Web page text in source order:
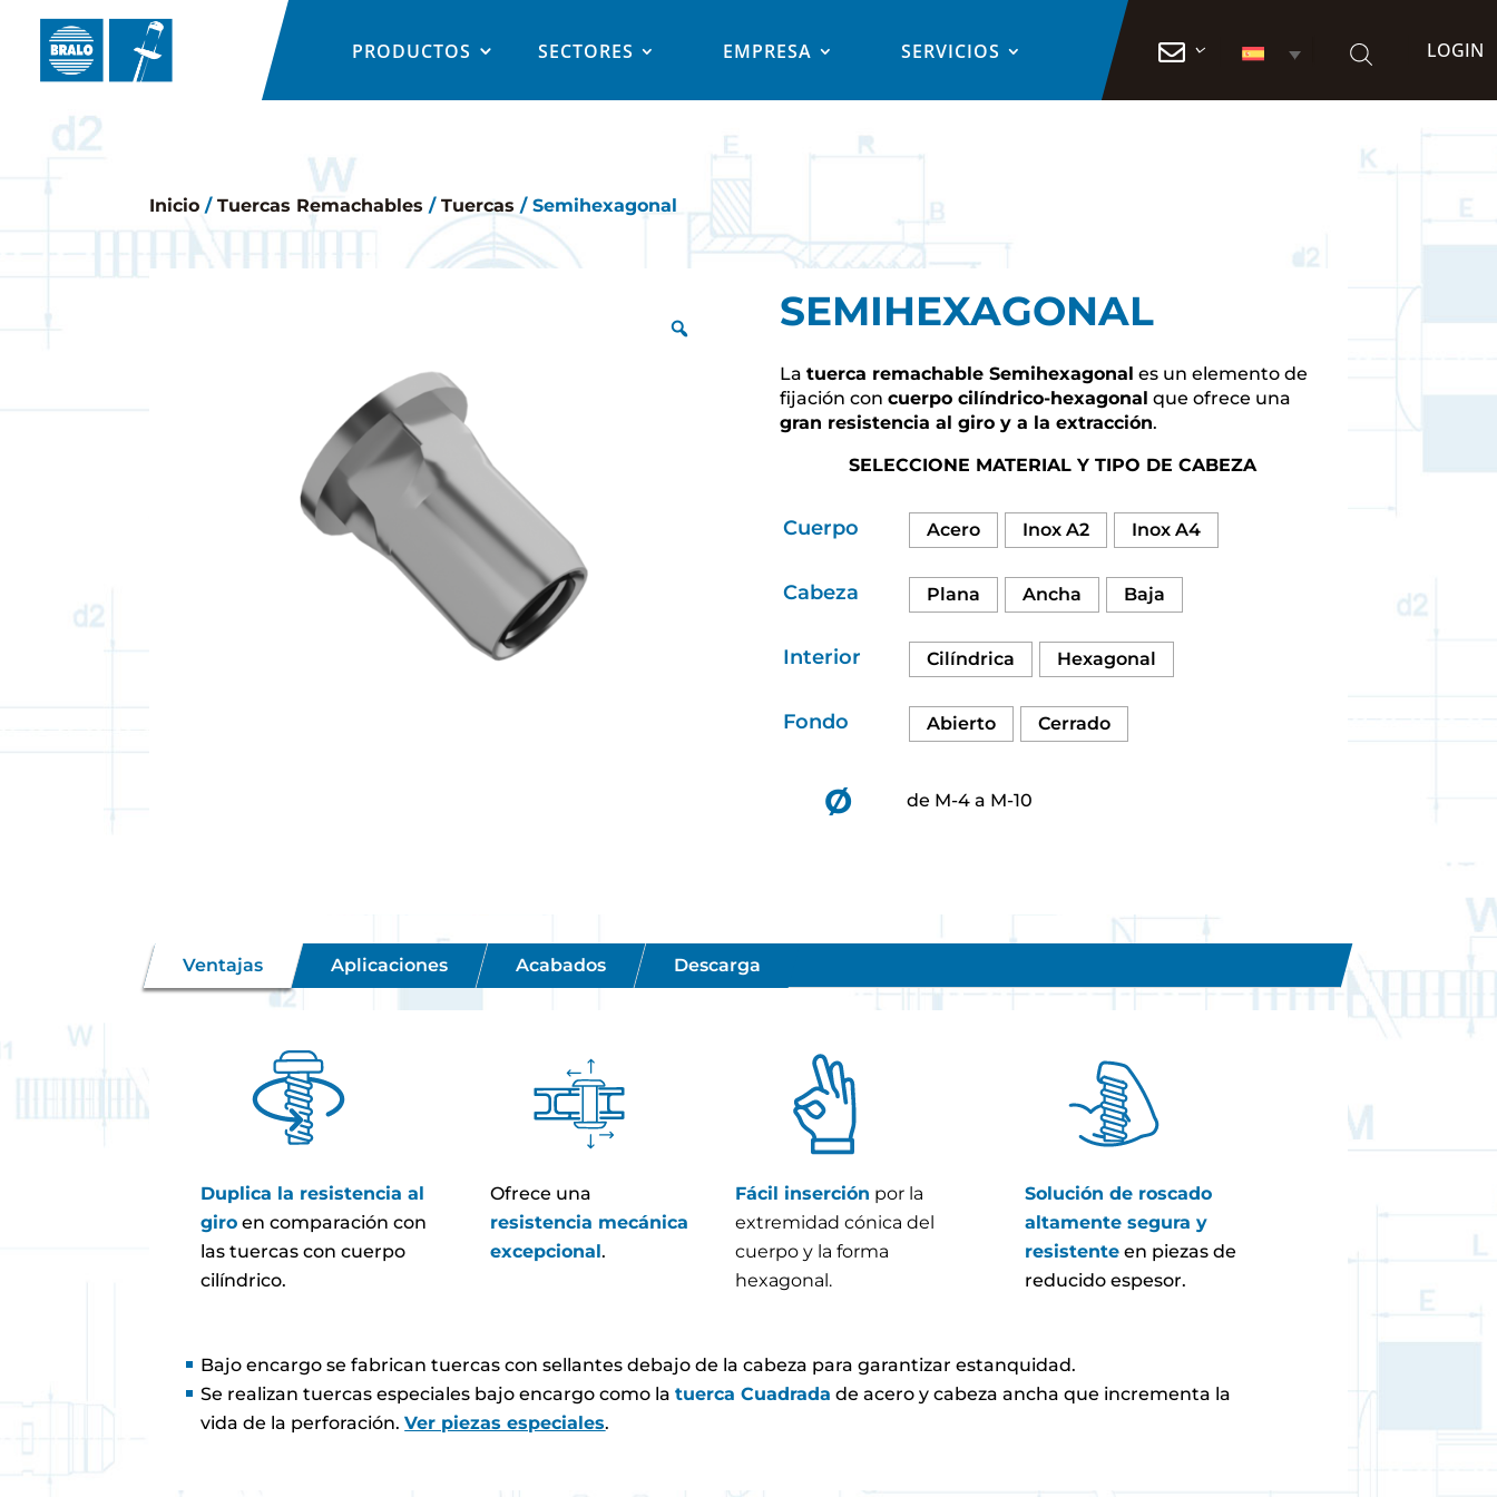
PRODUCTOS SECTORES EMPRESA SERVICIOS  LOGIN
Inicio /Tuercas Remachables /Tuercas / Semihexagonal
SEMIHEXAGONAL
Latuerca remachable Semihexagonal es un elemento de
fijación concuerpo cilíndrico-hexagonal que ofrece una
gran resistencia al giro y a la extracción.
SELECCIONE MATERIAL Y TIPO DE CABEZA
Cuerpo Acero Inox A2 Inox A4
Cabeza Plana Ancha Baja
Interior Cilíndrica Hexagonal
Fondo Abierto Cerrado
Ø de M-4 a M-10
Ventajas Aplicaciones Acabados Descarga
Duplica la resistencia al
giro en comparación con
las tuercas con cuerpo
cilíndrico.
Ofrece una
resistencia mecánica
excepcional.
Fácil inserción por la
extremidad cónica del
cuerpo y la forma
hexagonal.
Solución de roscado
altamente segura y
resistenteen piezas de
reducido espesor.
Bajo encargo se fabrican tuercas con sellantes debajo de la cabeza para garantizar estanquidad.
Se realizan tuercas especiales bajo encargo como latuerca Cuadrada de acero y cabeza ancha que incrementa la
vida de la perforación.Ver piezas especiales.